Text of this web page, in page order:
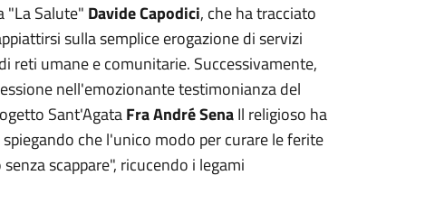
"La Salute" Davide Capodici, che ha tracciato
sulla semplice erogazione di servizi
reti umane e comunitarie. Successivamente,
nell'emozionante testimonianza del
Sant'AgataFra André SenaIl religioso ha
che l'unico modo per curare le ferite
scappare", ricucendo i legami